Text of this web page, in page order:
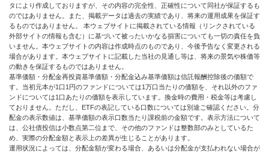
タにより作成しておりますが、その内容の完全性、正確性について同社が保証するも
のではありません。また、掲載データは過去の実績であり、将来の運用成果を保証す
るものではありません。 本ウェブサイトに掲載されている情報（リンクされている
外部サイトの情報も含む）に基づいて被ったいかなる損害についても一切の責任を負
いません。本ウェブサイトの内容は作成時点のものであり、今後予告なく変更される
場合があります。本ウェブサイトに記載した当社の見通し等は、将来の景気や株価等
の動きを保証するものではありません。
基準価額・分配金再投資基準価額・分配金込み基準価額は信託報酬控除後の価額で
す。当初元本が1口1円のファンドについては1万口当たりの価額を、それ以外のファ
ンドについては1口あたりの価額を表示しています。換金時の費用・税金等は考慮し
ておりません。ただし、ETFの表記している口数については別途ご確認ください。分
配金の表示数値は、基準価額の表示口数当たり課税前の金額です。表示方法について
は、公社債投信は小数点第二位まで、その他のファンドは整数部のみとしているた
め、実際の分配金額と表示上の差異が生じることがあります。
運用状況によっては、分配金額が変わる場合、あるいは分配金が支払われない場合が